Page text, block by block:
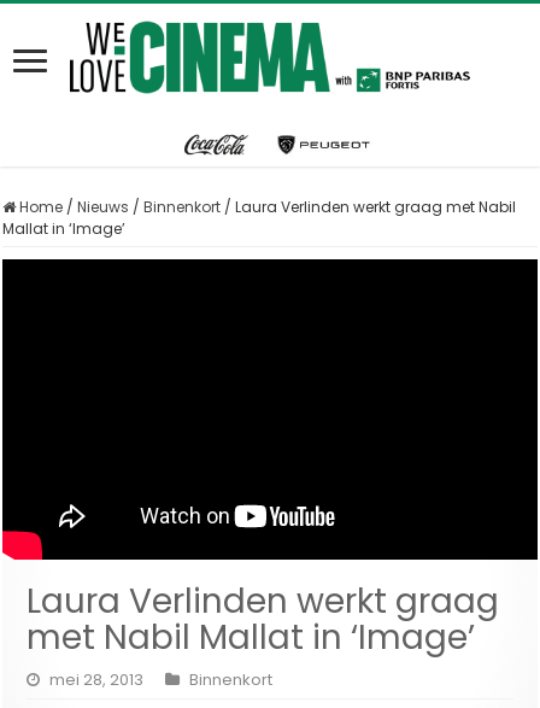
Home / Nieuws / Binnenkort / Laura Verlinden werkt graag met Nabil
Mallat in ‘Image’
Laura Verlinden werkt graag
met Nabil Mallat in ‘Image’
mei 28, 2013
Binnenkort